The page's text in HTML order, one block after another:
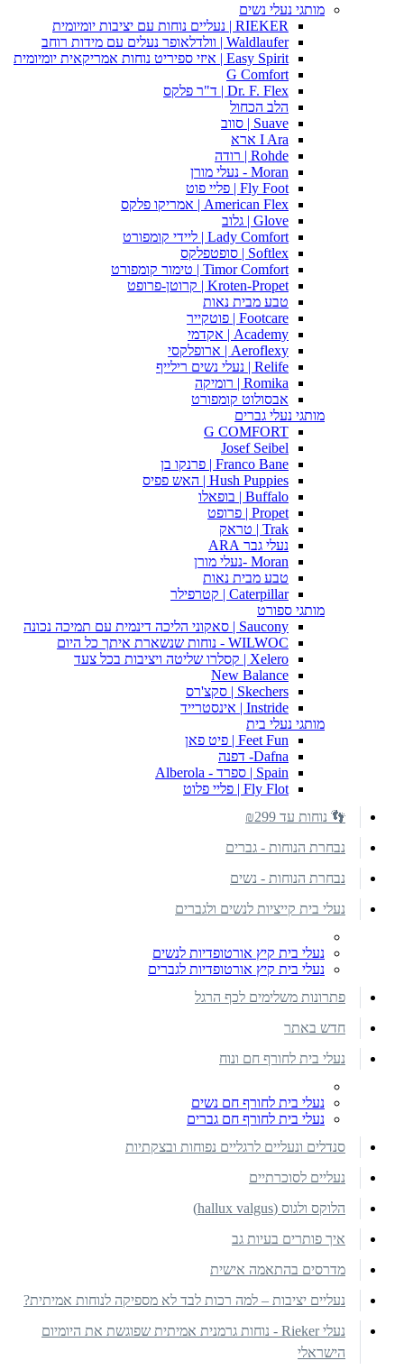
מותגי נעלי נשים
RIEKER | נעליים נוחות עם יציבות יומיומית
Waldlaufer | וולדלאופר נעלים עם מידות רוחב
Easy Spirit | איזי ספיריט נוחות אמריקאית יומיומית
G Comfort
Dr. F. Flex | ד"ר פלקס
הלב הכחול
Suave | סווב
I Ara ארא
Rohde | רודה
Moran - נעלי מורן
Fly Foot | פליי פוט
American Flex | אמריקו פלקס
Glove | גלוב
Lady Comfort | ליידי קומפורט
Softlex | סופטפלקס
Timor Comfort | טימור קומפורט
Kroten-Propet | קרוטן-פרופט
טבע מבית נאות
Footcare | פוטקייר
Academy | אקדמי
Aeroflexy | ארופלקסי
Relife | נעלי נשים רילייף
Romika | רומיקה
אבסולוט קומפורט
מותגי נעלי גברים
G COMFORT
Josef Seibel
Franco Bane | פרנקו בן
Hush Puppies | האש פפיס
Buffalo | בופאלו
Propet | פרופט
Trak | טראק
נעלי גבר ARA
Moran -נעלי מורן
טבע מבית נאות
Caterpillar | קטרפילר
מותגי ספורט
Saucony | סאקוני הליכה דינמית עם תמיכה נכונה
WILWOC - נוחות שנשארת איתך כל היום
Xelero | קסלרו שליטה ויציבות בכל צעד
New Balance
Skechers | סקצ'רס
Instride | אינסטרייד
מותגי נעלי בית
Feet Fun | פיט פאן
Dafna- דפנה
Spain | ספרד - Alberola
Fly Flot | פליי פלוט
👣 נוחות עד ₪299
נבחרת הנוחות - גברים
נבחרת הנוחות - נשים
נעלי בית קייציות לנשים ולגברים
נעלי בית קיץ אורטופדיות לנשים
נעלי בית קיץ אורטופדיות לגברים
פתרונות משלימים לכף הרגל
חדש באתר
נעלי בית לחורף חם ונוח
נעלי בית לחורף חם נשים
נעלי בית לחורף חם גברים
סנדלים ונעליים לרגליים נפוחות ובצקתיות
נעליים לסוכרתיים
הלוקס ולגוס (hallux valgus)
איך פותרים בעיות גב
מדרסים בהתאמה אישית
נעליים יציבות – למה רכות לבד לא מספיקה לנוחות אמיתית?
נעלי Rieker - נוחות גרמנית אמיתית שפוגשת את היומיום
הישראלי